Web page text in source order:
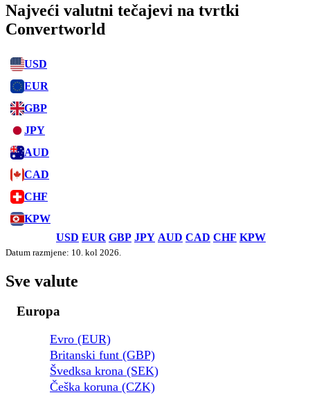
Najveći valutni tečajevi na tvrtki
Convertworld
USD
EUR
GBP
JPY
AUD
CAD
CHF
KPW
USD EUR GBP JPY AUD CAD CHF KPW
Datum razmjene: 10. kol 2026.
Sve valute
Europa
Evro (EUR)
Britanski funt (GBP)
Švedksa krona (SEK)
Češka koruna (CZK)